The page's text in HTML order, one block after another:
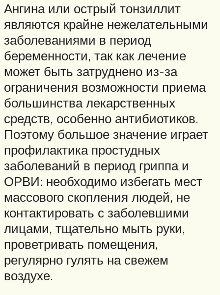
Ангина или острый тонзиллит
являются крайне нежелательными
заболеваниями в период
беременности, так как лечение
может быть затруднено из-за
ограничения возможности приема
большинства лекарственных
средств, особенно антибиотиков.
Поэтому большое значение играет
профилактика простудных
заболеваний в период гриппа и
ОРВИ: необходимо избегать мест
массового скопления людей, не
контактировать с заболевшими
лицами, тщательно мыть руки,
проветривать помещения,
регулярно гулять на свежем
воздухе.